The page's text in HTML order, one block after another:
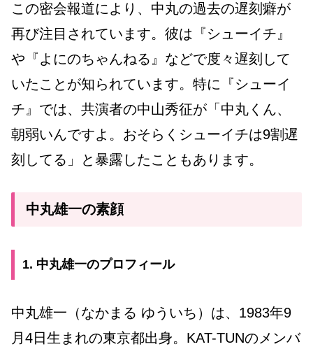
この密会報道により、中丸の過去の遅刻癖が
再び注目されています。彼は『シューイチ』
や『よにのちゃんねる』などで度々遅刻して
いたことが知られています。特に『シューイ
チ』では、共演者の中山秀征が「中丸くん、
朝弱いんですよ。おそらくシューイチは9割遅
刻してる」と暴露したこともあります。
中丸雄一の素顔
1. 中丸雄一のプロフィール
中丸雄一（なかまる ゆういち）は、1983年9
月4日生まれの東京都出身。KAT-TUNのメンバ